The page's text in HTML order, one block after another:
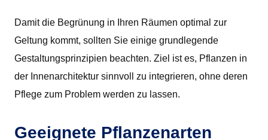
Damit die Begrünung in Ihren Räumen optimal zur
Geltung kommt, sollten Sie einige grundlegende
Gestaltungsprinzipien beachten. Ziel ist es, Pflanzen in
der Innenarchitektur sinnvoll zu integrieren, ohne deren
Pflege zum Problem werden zu lassen.
Geeignete Pflanzenarten